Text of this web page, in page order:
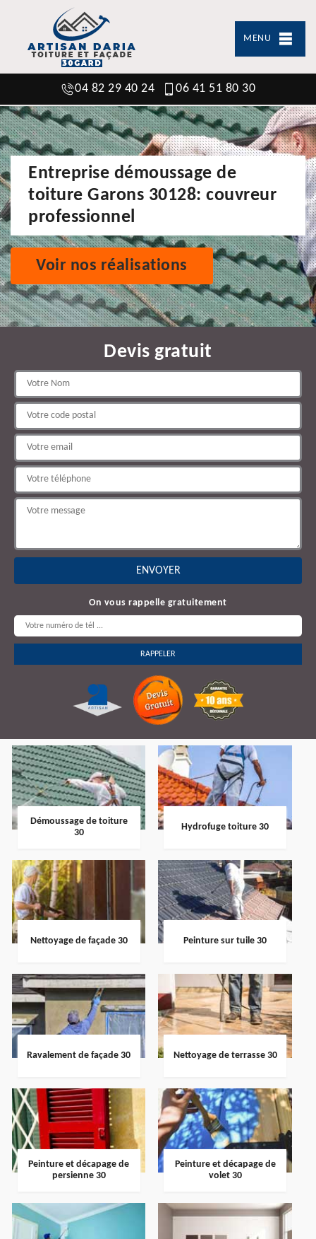
MENU
04 82 29 40 24 06 41 51 80 30
Entreprise démoussage de
toiture Garons 30128: couvreur
professionnel
Voir nos réalisations
Devis gratuit
On vous rappelle gratuitement
Démoussage de toiture
30
Hydrofuge toiture 30
Nettoyage de façade 30 Peinture sur tuile 30
Ravalement de façade 30 Nettoyage de terrasse 30
Peinture et décapage de
persienne 30
Peinture et décapage de
volet 30